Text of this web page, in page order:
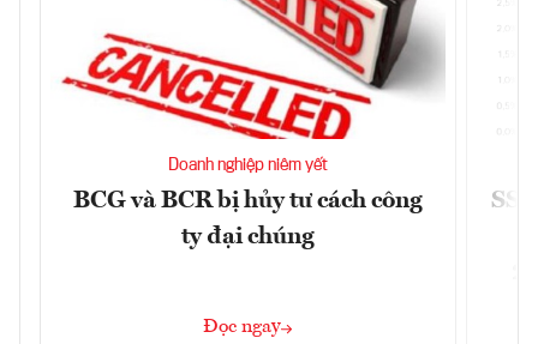
Doanh nghiệp niêm yết
BCG và BCR bị hủy tư cách công
ty đại chúng
Đọc ngay
SSI